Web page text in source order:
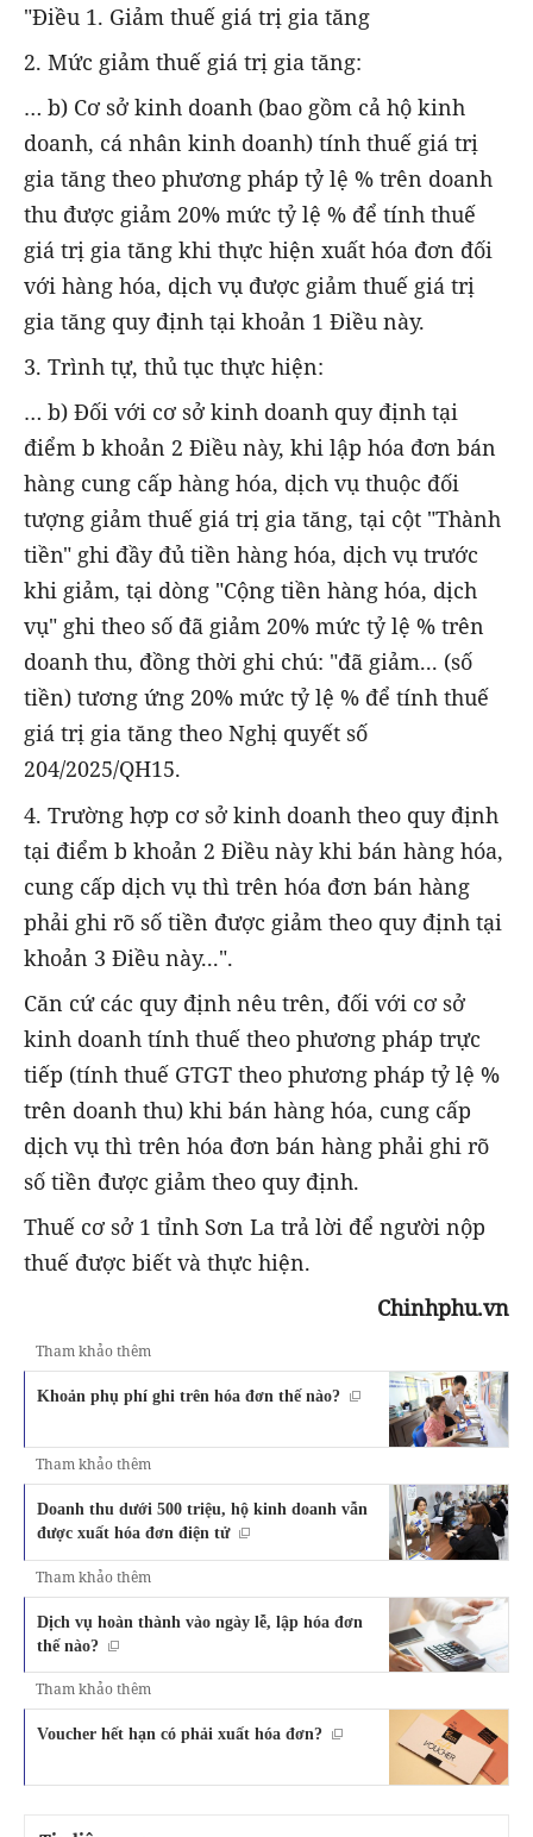
"Điều 1. Giảm thuế giá trị gia tăng
2. Mức giảm thuế giá trị gia tăng:
… b) Cơ sở kinh doanh (bao gồm cả hộ kinh
doanh, cá nhân kinh doanh) tính thuế giá trị
gia tăng theo phương pháp tỷ lệ % trên doanh
thu được giảm 20% mức tỷ lệ % để tính thuế
giá trị gia tăng khi thực hiện xuất hóa đơn đối
với hàng hóa, dịch vụ được giảm thuế giá trị
gia tăng quy định tại khoản 1 Điều này.
3. Trình tự, thủ tục thực hiện:
… b) Đối với cơ sở kinh doanh quy định tại
điểm b khoản 2 Điều này, khi lập hóa đơn bán
hàng cung cấp hàng hóa, dịch vụ thuộc đối
tượng giảm thuế giá trị gia tăng, tại cột "Thành
tiền" ghi đầy đủ tiền hàng hóa, dịch vụ trước
khi giảm, tại dòng "Cộng tiền hàng hóa, dịch
vụ" ghi theo số đã giảm 20% mức tỷ lệ % trên
doanh thu, đồng thời ghi chú: "đã giảm... (số
tiền) tương ứng 20% mức tỷ lệ % để tính thuế
giá trị gia tăng theo Nghị quyết số
204/2025/QH15.
4. Trường hợp cơ sở kinh doanh theo quy định
tại điểm b khoản 2 Điều này khi bán hàng hóa,
cung cấp dịch vụ thì trên hóa đơn bán hàng
phải ghi rõ số tiền được giảm theo quy định tại
khoản 3 Điều này...".
Căn cứ các quy định nêu trên, đối với cơ sở
kinh doanh tính thuế theo phương pháp trực
tiếp (tính thuế GTGT theo phương pháp tỷ lệ %
trên doanh thu) khi bán hàng hóa, cung cấp
dịch vụ thì trên hóa đơn bán hàng phải ghi rõ
số tiền được giảm theo quy định.
Thuế cơ sở 1 tỉnh Sơn La trả lời để người nộp
thuế được biết và thực hiện.
Chinhphu.vn
Tham khảo thêm
Khoản phụ phí ghi trên hóa đơn thế nào?
Tham khảo thêm
Doanh thu dưới 500 triệu, hộ kinh doanh vẫn
được xuất hóa đơn điện tử
Tham khảo thêm
Dịch vụ hoàn thành vào ngày lễ, lập hóa đơn
thế nào?
Tham khảo thêm
Voucher hết hạn có phải xuất hóa đơn?